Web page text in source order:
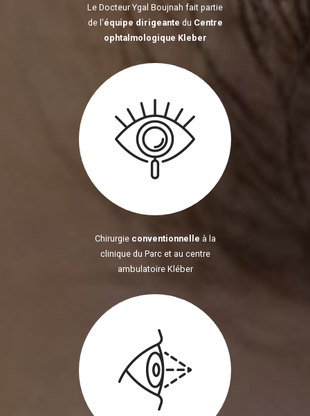
Le Docteur Ygal Boujnah fait partie
de l'équipe dirigeante du Centre
ophtalmologique Kleber
Chirurgie conventionnelle à la
clinique du Parc et au centre
ambulatoire Kléber